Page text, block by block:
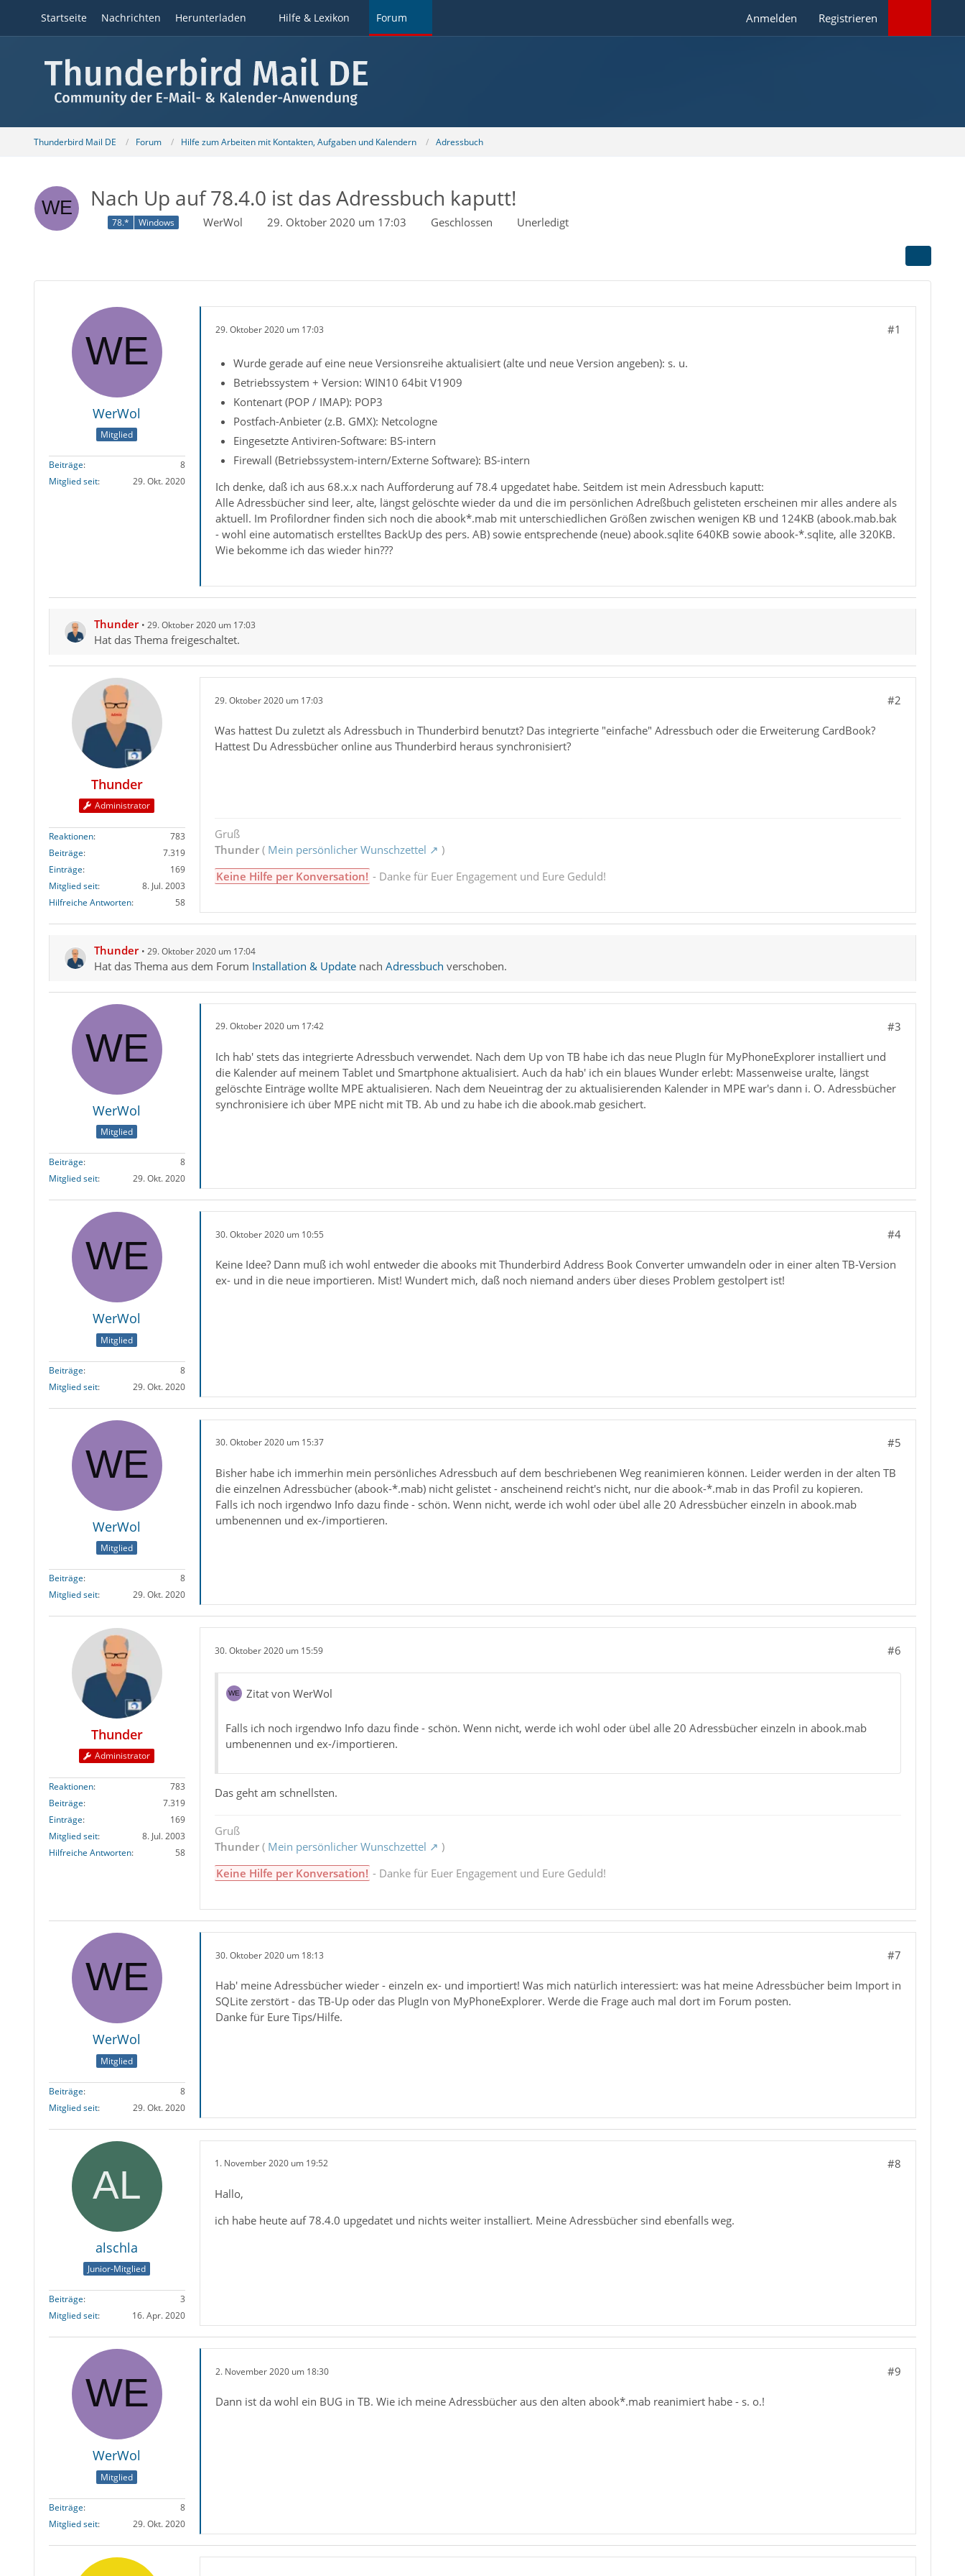
Startseite Nachrichten Herunterladen Hilfe & Lexikon Forum Anmelden Registrieren
Thunderbird Mail DE Forum Hilfe zum Arbeiten mit Kontakten, Aufgaben und Kalendern Adressbuch
Nach Up auf 78.4.0 ist das Adressbuch kaputt!
78.* Windows WerWol 29. Oktober 2020 um 17:03 Geschlossen Unerledigt
WerWol
Mitglied
Beiträge
8
Mitglied seit
29. Okt. 2020
29. Oktober 2020 um 17:03 #1
Wurde gerade auf eine neue Versionsreihe aktualisiert (alte und neue Version angeben): s. u.
Betriebssystem + Version: WIN10 64bit V1909
Kontenart (POP / IMAP): POP3
Postfach-Anbieter (z.B. GMX): Netcologne
Eingesetzte Antiviren-Software: BS-intern
Firewall (Betriebssystem-intern/Externe Software): BS-intern
Ich denke, daß ich aus 68.x.x nach Aufforderung auf 78.4 upgedatet habe. Seitdem ist mein Adressbuch kaputt:
Alle Adressbücher sind leer, alte, längst gelöschte wieder da und die im persönlichen Adreßbuch gelisteten erscheinen mir alles andere als
aktuell. Im Profilordner finden sich noch die abook*.mab mit unterschiedlichen Größen zwischen wenigen KB und 124KB (abook.mab.bak
- wohl eine automatisch erstelltes BackUp des pers. AB) sowie entsprechende (neue) abook.sqlite 640KB sowie abook-*.sqlite, alle 320KB.
Wie bekomme ich das wieder hin???
Thunder 29. Oktober 2020 um 17:03
Hat das Thema freigeschaltet.
Thunder
Administrator
Reaktionen
783
Beiträge
7.319
Einträge
169
Mitglied seit
8. Jul. 2003
Hilfreiche Antworten
58
29. Oktober 2020 um 17:03 #2
Was hattest Du zuletzt als Adressbuch in Thunderbird benutzt? Das integrierte "einfache" Adressbuch oder die Erweiterung CardBook?
Hattest Du Adressbücher online aus Thunderbird heraus synchronisiert?
Gruß
Thunder( Mein persönlicher Wunschzettel
)
Keine Hilfe per Konversation! - Danke für Euer Engagement und Eure Geduld!
Thunder 29. Oktober 2020 um 17:04
Hat das Thema aus dem Forum Installation & Updatenach Adressbuch verschoben.
WerWol
Mitglied
Beiträge
8
Mitglied seit
29. Okt. 2020
29. Oktober 2020 um 17:42 #3
Ich hab' stets das integrierte Adressbuch verwendet. Nach dem Up von TB habe ich das neue PlugIn für MyPhoneExplorer installiert und
die Kalender auf meinem Tablet und Smartphone aktualisiert. Auch da hab' ich ein blaues Wunder erlebt: Massenweise uralte, längst
gelöschte Einträge wollte MPE aktualisieren. Nach dem Neueintrag der zu aktualisierenden Kalender in MPE war's dann i. O. Adressbücher
synchronisiere ich über MPE nicht mit TB. Ab und zu habe ich die abook.mab gesichert.
WerWol
Mitglied
Beiträge
8
Mitglied seit
29. Okt. 2020
30. Oktober 2020 um 10:55 #4
Keine Idee? Dann muß ich wohl entweder die abooks mit Thunderbird Address Book Converter umwandeln oder in einer alten TB-Version
ex- und in die neue importieren. Mist! Wundert mich, daß noch niemand anders über dieses Problem gestolpert ist!
WerWol
Mitglied
Beiträge
8
Mitglied seit
29. Okt. 2020
30. Oktober 2020 um 15:37 #5
Bisher habe ich immerhin mein persönliches Adressbuch auf dem beschriebenen Weg reanimieren können. Leider werden in der alten TB
die einzelnen Adressbücher (abook-*.mab) nicht gelistet - anscheinend reicht's nicht, nur die abook-*.mab in das Profil zu kopieren.
Falls ich noch irgendwo Info dazu finde - schön. Wenn nicht, werde ich wohl oder übel alle 20 Adressbücher einzeln in abook.mab
umbenennen und ex-/importieren.
Thunder
Administrator
Reaktionen
783
Beiträge
7.319
Einträge
169
Mitglied seit
8. Jul. 2003
Hilfreiche Antworten
58
30. Oktober 2020 um 15:59 #6
Zitat von WerWol
Falls ich noch irgendwo Info dazu finde - schön. Wenn nicht, werde ich wohl oder übel alle 20 Adressbücher einzeln in abook.mab
umbenennen und ex-/importieren.
Das geht am schnellsten.
Gruß
Thunder( Mein persönlicher Wunschzettel
)
Keine Hilfe per Konversation! - Danke für Euer Engagement und Eure Geduld!
WerWol
Mitglied
Beiträge
8
Mitglied seit
29. Okt. 2020
30. Oktober 2020 um 18:13 #7
Hab' meine Adressbücher wieder - einzeln ex- und importiert! Was mich natürlich interessiert: was hat meine Adressbücher beim Import in
SQLite zerstört - das TB-Up oder das PlugIn von MyPhoneExplorer. Werde die Frage auch mal dort im Forum posten.
Danke für Eure Tips/Hilfe.
alschla
Junior-Mitglied
Beiträge
3
Mitglied seit
16. Apr. 2020
1. November 2020 um 19:52 #8
Hallo,
ich habe heute auf 78.4.0 upgedatet und nichts weiter installiert. Meine Adressbücher sind ebenfalls weg.
WerWol
Mitglied
Beiträge
8
Mitglied seit
29. Okt. 2020
2. November 2020 um 18:30 #9
Dann ist da wohl ein BUG in TB. Wie ich meine Adressbücher aus den alten abook*.mab reanimiert habe - s. o.!